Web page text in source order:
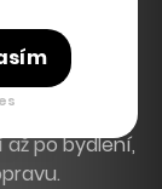
která
a startupů
po bydlení,